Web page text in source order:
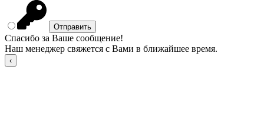
Спасибо за Ваше сообщение!
Наш менеджер свяжется с Вами в ближайшее время.